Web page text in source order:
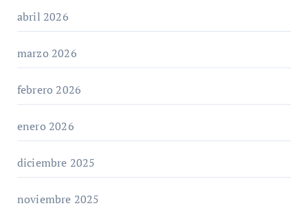
abril 2026
marzo 2026
febrero 2026
enero 2026
diciembre 2025
noviembre 2025